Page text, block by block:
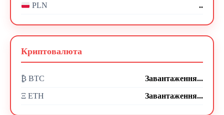
PLN ..
Криптовалюта
₿ BTC Завантаження...
Ξ ETH Завантаження...